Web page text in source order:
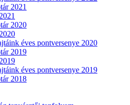
2021
2020
éves pontversenye 2020
2019
éves pontversenye 2019
2018